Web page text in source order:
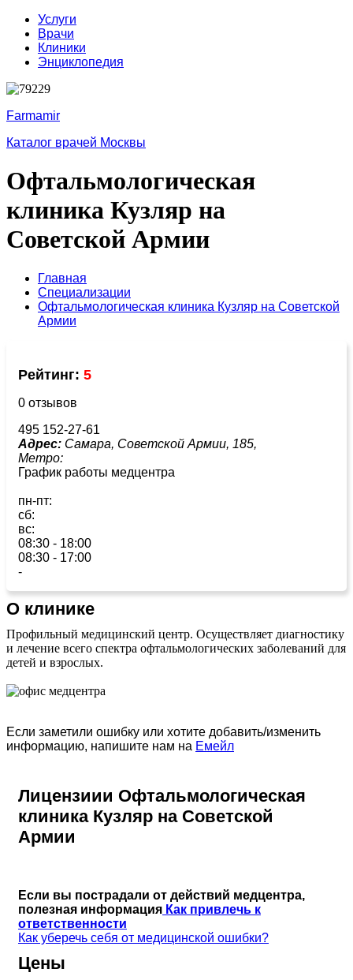
Услуги
Врачи
Клиники
Энциклопедия
Farmamir
Каталог врачей Москвы
Офтальмологическая
клиника Кузляр на
Советской Армии
Главная
Специализации
Офтальмологическая клиника Кузляр на Советской
Армии
Рейтинг: 5
0 отзывов
495 152-27-61
Адрес: Самара, Советской Армии, 185,
Метро:
График работы медцентра
пн-пт:
сб:
вс:
08:30 - 18:00
08:30 - 17:00
-
О клинике
Профильный медицинский центр. Осуществляет диагностику
и лечение всего спектра офтальмологических заболеваний для
детей и взрослых.
Если заметили ошибку или хотите добавить/изменить
информацию, напишите нам на Емейл
Лицензиии Офтальмологическая
клиника Кузляр на Советской
Армии
Если вы пострадали от действий медцентра,
полезная информация Как привлечь к
ответственности
Как уберечь себя от медицинской ошибки?
Цены